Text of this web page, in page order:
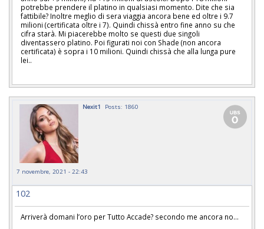
potrebbe prendere il platino in qualsiasi momento. Dite che sia
fattibile? Inoltre meglio di sera viaggia ancora bene ed oltre i 9.7
milioni (certificata oltre i 7). Quindi chissà entro fine anno su che
cifra starà. Mi piacerebbe molto se questi due singoli
diventassero platino. Poi figurati noi con Shade (non ancora
certificata) è sopra i 10 milioni. Quindi chissà che alla lunga pure
lei..
Nexit1 Posts: 1860
7 novembre, 2021 - 22:43
102
Arriverà domani l’oro per Tutto Accade? secondo me ancora no…